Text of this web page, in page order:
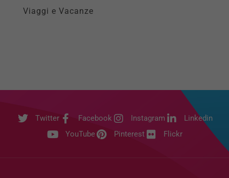
Viaggi e Vacanze
Twitter Facebook Instagram
Linkedin
YouTube
Pinterest Flickr